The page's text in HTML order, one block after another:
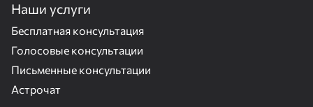
Наши услуги
Бесплатная консультация
Голосовые консультации
Письменные консультации
Астрочат